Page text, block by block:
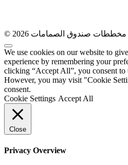
© 2026 مخططات صندوق الصمامات
We use cookies on our website to
experience by remembering your
clicking “Accept All”, you consent
However, you may visit "Cookie
consent.
Cookie Settings Accept All
Close
Privacy Overview